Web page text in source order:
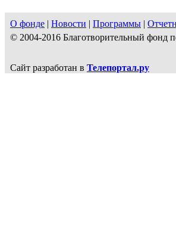
О фонде | Новости | Программы |
© 2004-2016 Благотворительный
Сайт разработан в Телепортал.ру